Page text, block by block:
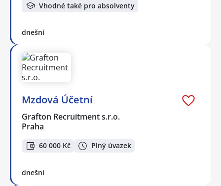
Vhodné také pro absolventy
dnešní
Mzdová Účetní
Grafton Recruitment s.r.o.
Praha
60 000 Kč Plný úvazek
dnešní